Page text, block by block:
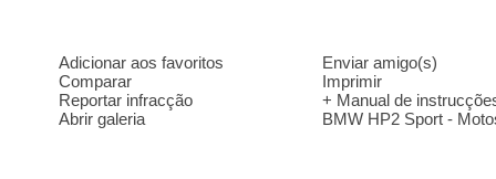
Adicionar aos favoritos
Comparar
Reportar infracção
Abrir galeria
Enviar amigo(s)
Imprimir
+ Manual de
BMW HP2 Sport -